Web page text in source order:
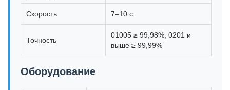
Скорость 7–10 с.
Точность
01005 ≥ 99,98%, 0201 и
выше ≥ 99,99%
Оборудование